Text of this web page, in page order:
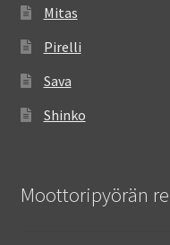
Mitas
Pirelli
Sava
Shinko
Moottoripyörän